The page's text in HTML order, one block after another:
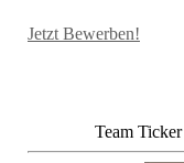
Jetzt Bewerben!
Team Ticker